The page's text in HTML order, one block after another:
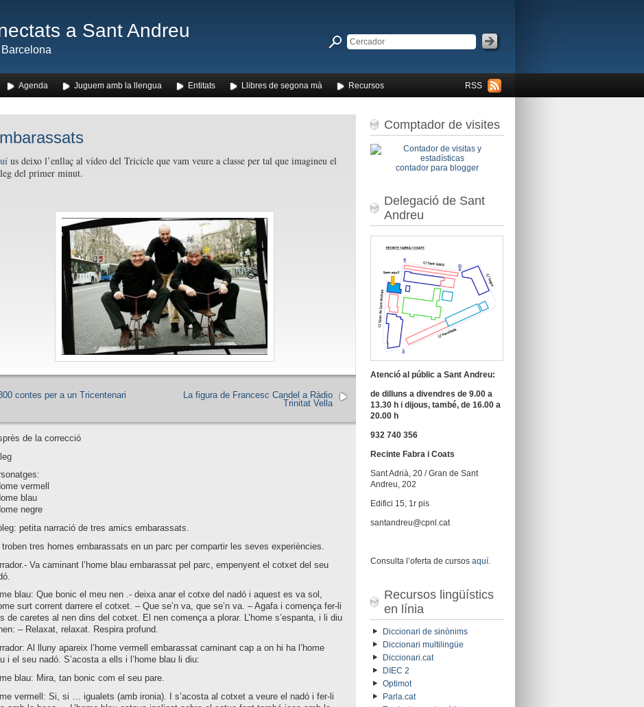
a Sant Andreu
RSS
Agenda Juguem amb la llengua Entitats Llibres de segona mà Recursos
us deixo l’enllaç al vídeo del Tricicle que vam veure a classe per tal que imagineu el
del primer minut.
La figura de Francesc Candel a Ràdio
Trinitat Vella
contes per a un Tricentenari
de la correcció
vermell
blau
negre
petita narració de tres amics embarassats.
troben tres homes embarassats en un parc per compartir les seves experiències.
Va caminant l’home blau embarassat pel parc, empenyent el cotxet del seu
blau: Que bonic el meu nen .- deixa anar el cotxe del nadó i aquest es va sol,
surt corrent darrere el cotxet. – Que se’n va, que se’n va. – Agafa i comença fer-li
de caretes al nen dins del cotxet. El nen comença a plorar. L’home s’espanta, i li diu
– Relaxat, relaxat. Respira profund.
Al lluny apareix l’home vermell embarassat caminant cap a on hi ha l’home
i el seu nadó. S’acosta a ells i l’home blau li diu:
blau: Mira, tan bonic com el seu pare.
vermell: Si, si … igualets (amb ironia). I s’acosta al cotxet a veure el nadó i fer-li
Comptador de visites
contador para blogger
Delegació de Sant
Andreu
Atenció al públic a Sant Andreu:
de dilluns a divendres de 9.00 a
13.30 h i dijous, també, de 16.00 a
20.00 h
932 740 356
Recinte Fabra i Coats
Sant Adrià, 20 / Gran de Sant
Andreu, 202
Edifici 15, 1r pis
santandreu@cpnl.cat
Consulta l’oferta de cursos aquí.
Recursos lingüístics
en línia
Diccionari de sinònims
Diccionari multilingüe
Diccionari.cat
DIEC 2
Optimot
Parla.cat